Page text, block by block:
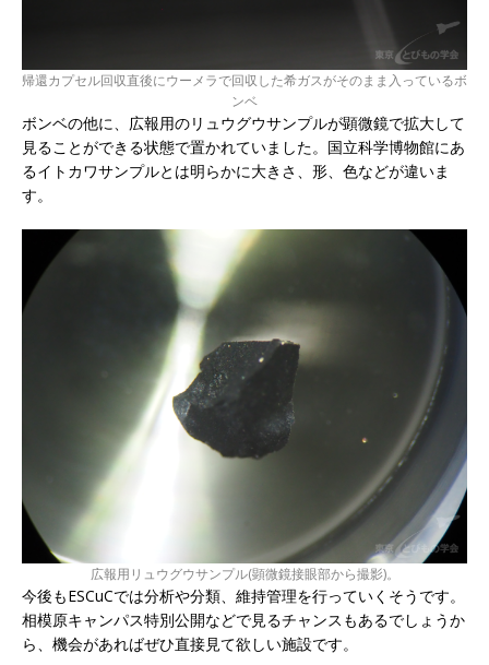
帰還カプセル回収直後にウーメラで回収した希ガスがそのまま入っているボ
ンベ
ボンベの他に、広報用のリュウグウサンプルが顕微鏡で拡大して
見ることができる状態で置かれていました。国立科学博物館にあ
るイトカワサンプルとは明らかに大きさ、形、色などが違いま
す。
広報用リュウグウサンプル(顕微鏡接眼部から撮影)。
今後もESCuCでは分析や分類、維持管理を行っていくそうです。
相模原キャンパス特別公開などで見るチャンスもあるでしょうか
ら、機会があればぜひ直接見て欲しい施設です。